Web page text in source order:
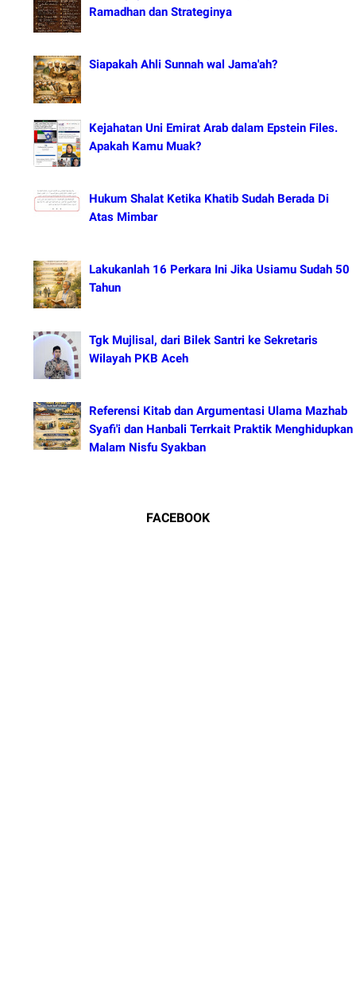
Ramadhan dan Strateginya
Siapakah Ahli Sunnah wal Jama'ah?
Kejahatan Uni Emirat Arab dalam Epstein Files.
Apakah Kamu Muak?
Hukum Shalat Ketika Khatib Sudah Berada Di
Atas Mimbar
Lakukanlah 16 Perkara Ini Jika Usiamu Sudah 50
Tahun
Tgk Mujlisal, dari Bilek Santri ke Sekretaris
Wilayah PKB Aceh
Referensi Kitab dan Argumentasi Ulama Mazhab
Syafi'i dan Hanbali Terrkait Praktik Menghidupkan
Malam Nisfu Syakban
FACEBOOK